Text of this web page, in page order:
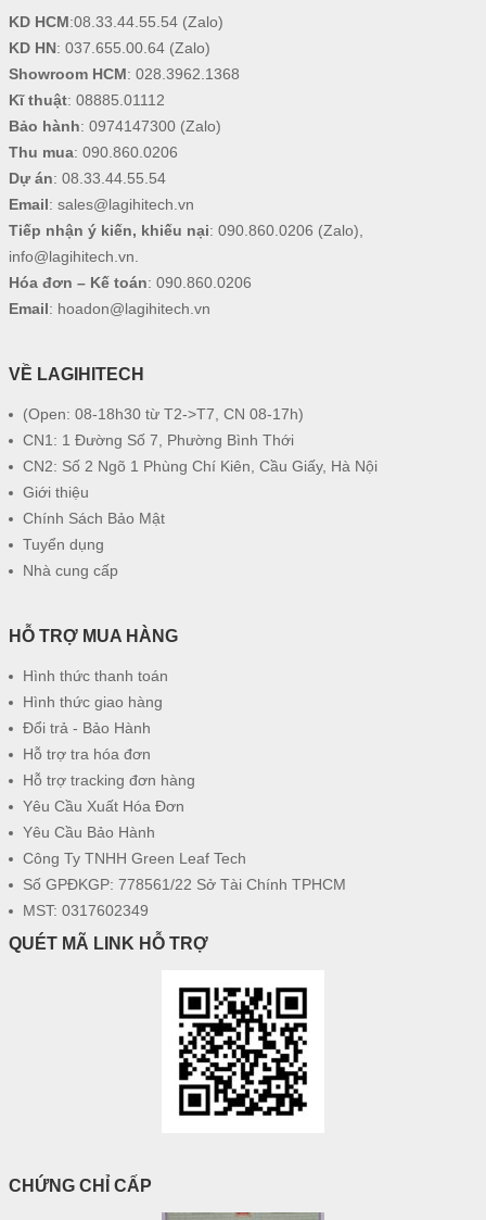
KD HCM:08.33.44.55.54(Zalo)
KD HN: 037.655.00.64(Zalo)
Showroom HCM: 028.3962.1368
Kĩ thuật: 08885.01112
Bảo hành: 0974147300(Zalo)
Thu mua: 090.860.0206
Dự án: 08.33.44.55.54
Email: sales@lagihitech.vn
Tiếp nhận ý kiến, khiếu nại: 090.860.0206 (Zalo),
info@lagihitech.vn.
Hóa đơn – Kế toán: 090.860.0206
Email: hoadon@lagihitech.vn
VỀ LAGIHITECH
(Open: 08-18h30 từ T2->T7, CN 08-17h)
CN1: 1 Đường Số 7, Phường Bình Thới
CN2: Số 2 Ngõ 1 Phùng Chí Kiên, Cầu Giấy, Hà Nội
Giới thiệu
Chính Sách Bảo Mật
Tuyển dụng
Nhà cung cấp
HỖ TRỢ MUA HÀNG
Hình thức thanh toán
Hình thức giao hàng
Đổi trả - Bảo Hành
Hỗ trợ tra hóa đơn
Hỗ trợ tracking đơn hàng
Yêu Cầu Xuất Hóa Đơn
Yêu Cầu Bảo Hành
Công Ty TNHH Green Leaf Tech
Số GPĐKGP: 778561/22 Sở Tài Chính TPHCM
MST: 0317602349
QUÉT MÃ LINK HỖ TRỢ
CHỨNG CHỈ CẤP